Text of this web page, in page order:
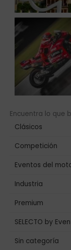
Encuentra lo que
Clásicos
Competición
Eventos del
Industria
Premium
SELECTO by
Sin categoría